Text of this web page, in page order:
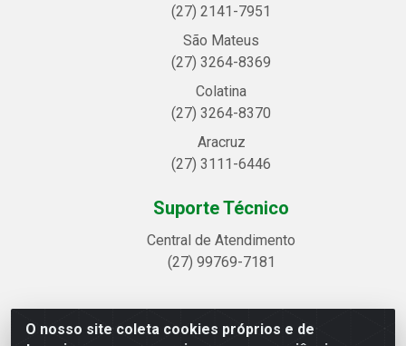
O nosso site coleta cookies próprios e de
(27) 2141-7951
São Mateus
(27) 3264-8369
Colatina
(27) 3264-8370
Aracruz
(27) 3111-6446
Suporte Técnico
Central de Atendimento
(27) 99769-7181
Linhavix Distribuidora LTDA - Avenida Alegre, 2521 -